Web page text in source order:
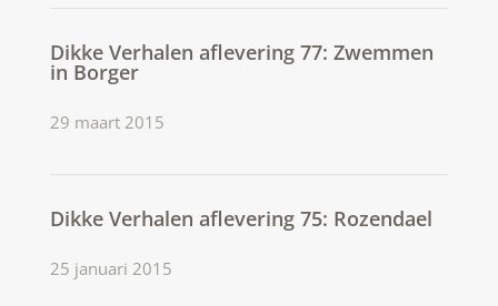
Dikke Verhalen aflevering 77: Zwemmen
in Borger
29 maart 2015
Dikke Verhalen aflevering 75: Rozendael
25 januari 2015